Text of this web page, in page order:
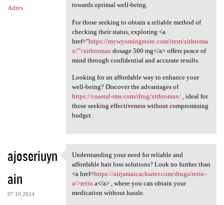
Adres
towards optimal well-being.
For those seeking to obtain a reliable method of
checking their status, exploring <a
href="https://mywyomingstore.com/item/zithroma
x/">zithromax dosage 500 mg</a> offers peace of
mind through confidential and accurate results.
Looking for an affordable way to enhance your
well-being? Discover the advantages of
https://coastal-ims.com/drug/zithromax/, ideal for
those seeking effectiveness without compromising
budget.
ajoseriuyn
ain
07.10.2024
Understanding your need for
Understanding your need for reliable and
affordable hair loss solutions? Look no further than
<a href=https://airjamaicacharter.com/drugs/retin-
a/>retin a</a> , where you can obtain your
medication without hassle.